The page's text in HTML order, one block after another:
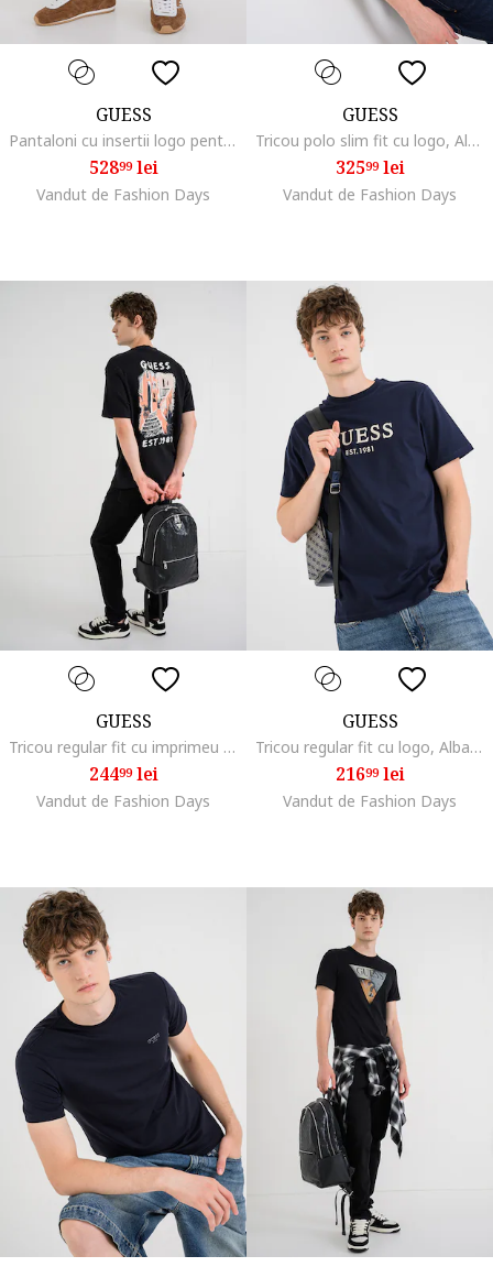
GUESS
Pantaloni cu insertii logo pentru fitness, Bej sampanie/Maro pamantiu
52899lei
Vandut de Fashion Days
GUESS
Tricou polo slim fit cu logo, Albastru ultramarin
32599lei
Vandut de Fashion Days
GUESS
Tricou regular fit cu imprimeu grafic, Negru/Roz somon
24499lei
Vandut de Fashion Days
GUESS
Tricou regular fit cu logo, Albastru inchis/Argintiu
21699lei
Vandut de Fashion Days